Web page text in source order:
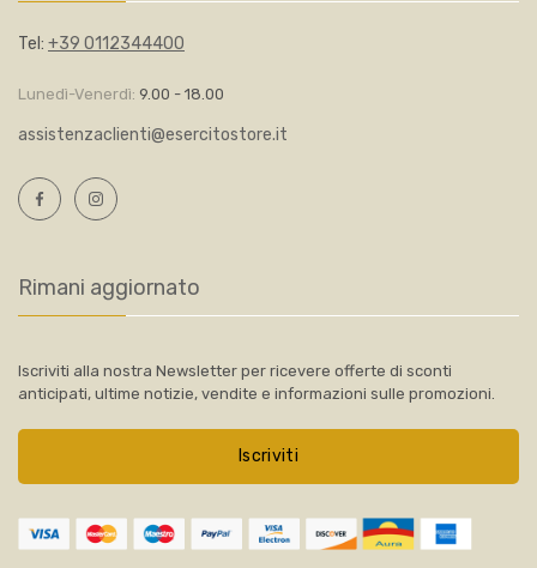
Tel: +39 0112344400
Lunedì-Venerdì: 9.00 - 18.00
assistenzaclienti@esercitostore.it
Rimani aggiornato
Iscriviti alla nostra Newsletter per ricevere offerte di sconti
anticipati, ultime notizie, vendite e informazioni sulle promozioni.
Iscriviti